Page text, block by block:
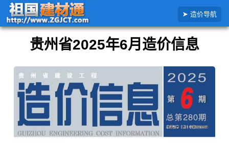
价
信
息
造价导航
首页 全国造价信息 贵州省 2025年6月贵州省造价信息
贵州省2025年6月造价信息